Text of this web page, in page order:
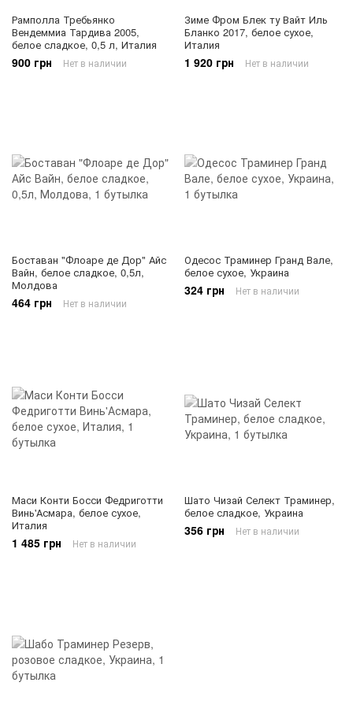
Рамполла Требьянко
Вендеммиа Тардива 2005,
белое сладкое, 0,5 л, Италия
900 грн Нет в наличии
Зиме Фром Блек ту Вайт Иль
Бланко 2017, белое сухое,
Италия
1 920 грн Нет в наличии
Боставан "Флоаре де Дор" Айс
Вайн, белое сладкое, 0,5л,
Молдова
464 грн Нет в наличии
Одесос Траминер Гранд Вале,
белое сухое, Украина
324 грн Нет в наличии
Маси Конти Босси Федриготти
Винь'Асмара, белое сухое,
Италия
1 485 грн Нет в наличии
Шато Чизай Селект Траминер,
белое сладкое, Украина
356 грн Нет в наличии